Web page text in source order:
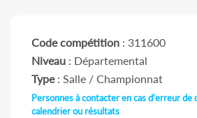
Code compétition : 311600
Niveau : Départemental
Type: Salle / Championnat
Personnes à contacter en cas d'erreur de
calendrier ou résultats